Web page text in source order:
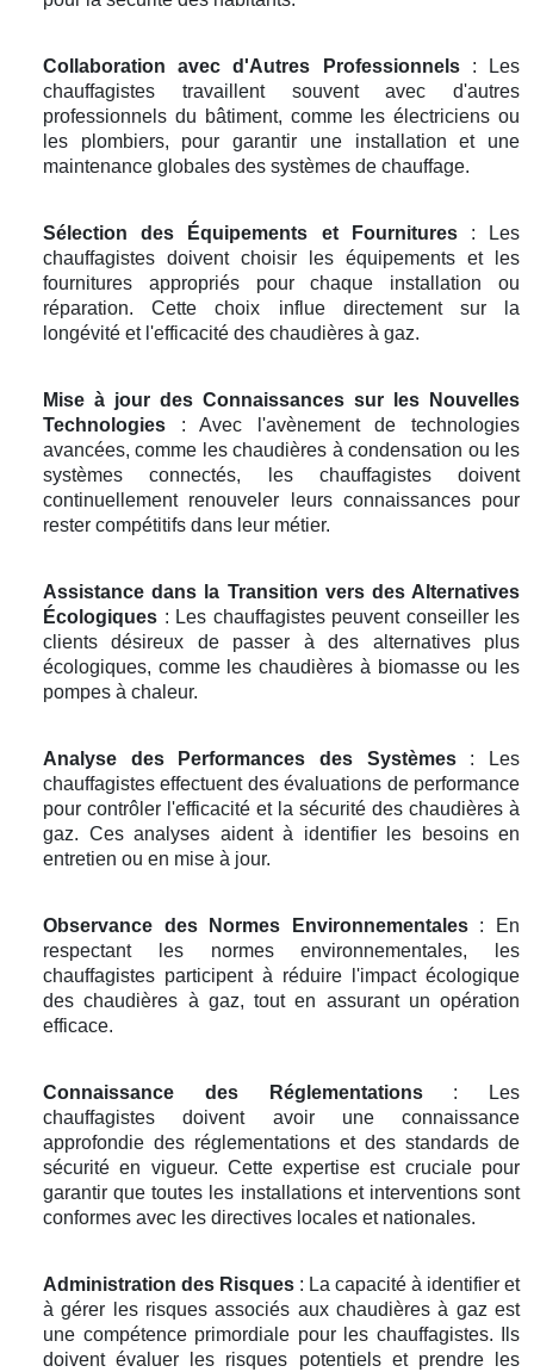
Collaboration avec d'Autres Professionnels: Les
chauffagistes travaillent souvent avec d'autres
professionnels du bâtiment, comme les électriciens ou
les plombiers, pour garantir une installation et une
maintenance globales des systèmes de chauffage.
Sélection des Équipements et Fournitures: Les
chauffagistes doivent choisir les équipements et les
fournitures appropriés pour chaque installation ou
réparation. Cette choix influe directement sur la
longévité et l'efficacité des chaudières à gaz.
Mise à jour des Connaissances sur les Nouvelles
Technologies : Avec l'avènement de technologies
avancées, comme les chaudières à condensation ou les
systèmes connectés, les chauffagistes doivent
continuellement renouveler leurs connaissances pour
rester compétitifs dans leur métier.
Assistance dans la Transition vers des Alternatives
Écologiques : Les chauffagistes peuvent conseiller les
clients désireux de passer à des alternatives plus
écologiques, comme les chaudières à biomasse ou les
pompes à chaleur.
Analyse des Performances des Systèmes: Les
chauffagistes effectuent des évaluations de performance
pour contrôler l'efficacité et la sécurité des chaudières à
gaz. Ces analyses aident à identifier les besoins en
entretien ou en mise à jour.
Observance des Normes Environnementales: En
respectant les normes environnementales, les
chauffagistes participent à réduire l'impact écologique
des chaudières à gaz, tout en assurant un opération
efficace.
Connaissance des Réglementations: Les
chauffagistes doivent avoir une connaissance
approfondie des réglementations et des standards de
sécurité en vigueur. Cette expertise est cruciale pour
garantir que toutes les installations et interventions sont
conformes avec les directives locales et nationales.
Administration des Risques : La capacité à identifier et
à gérer les risques associés aux chaudières à gaz est
une compétence primordiale pour les chauffagistes. Ils
doivent évaluer les risques potentiels et prendre les